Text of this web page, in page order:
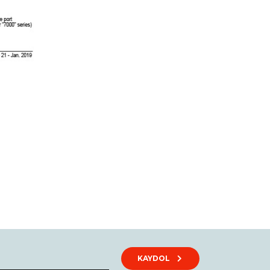
tarafımıza iletebilirsiniz.
KAYDOL